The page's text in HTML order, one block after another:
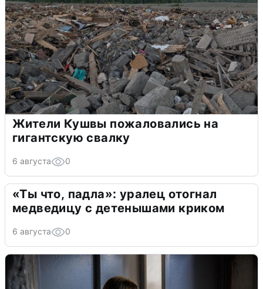
Жители Кушвы пожаловались на
гигантскую свалку
6 августа 0
«Ты что, падла»: уралец отогнал
медведицу с детенышами криком
6 августа 0